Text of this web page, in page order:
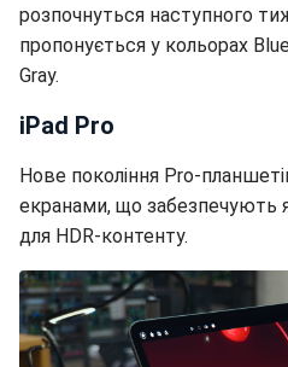
розпочнуться наступного
пропонується у кольорах
Gray.
iPad Pro
Нове покоління Pro-
екранами, що забезпечують
для HDR-контенту.